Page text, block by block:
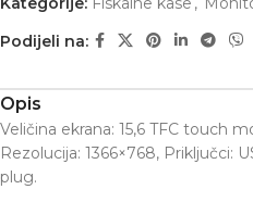
Podijeli na:
Opis
Veličina ekrana: 15,6 TFC touch
Rezolucija: 1366×768, Priključci:
plug.